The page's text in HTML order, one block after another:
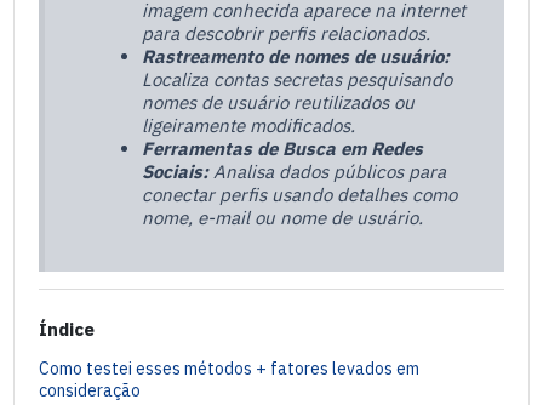
imagem conhecida aparece na internet
para descobrir perfis relacionados.
Rastreamento de nomes de usuário:
Localiza contas secretas pesquisando
nomes de usuário reutilizados ou
ligeiramente modificados.
Ferramentas de Busca em Redes
Sociais:Analisa dados públicos para
conectar perfis usando detalhes como
nome, e-mail ou nome de usuário.
Índice
Como testei esses métodos + fatores levados em
consideração